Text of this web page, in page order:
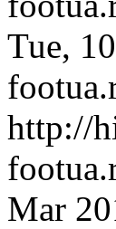
Tue,
http://
Mar